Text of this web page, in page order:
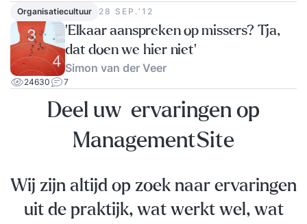
Organisatiecultuur
28 SEP.‘12
‘Elkaar aanspreken op missers? Tja,
dat doen we hier niet’
Simon van der Veer
24630 7
Deel uw ervaringen op
ManagementSite
Wij zijn altijd op zoek naar ervaringen
uit de praktijk, wat werkt wel, wat